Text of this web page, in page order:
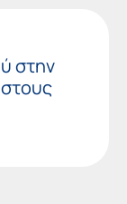
στην